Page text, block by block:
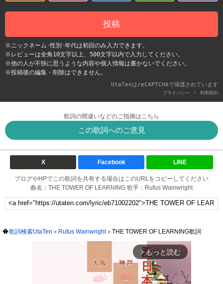
投稿
※ニックネーム･性別･年代は初回のみ入力できます。
※レビューは全角10文字以上、500文字以内で入力してください。
※他の人が不快に思うような内容や個人情報は書かないでください。
※投稿後の編集・削除はできません。
UtaTenはreCAPTCHAで保護されています
プライバシー - 利用契約
歌詞の間違いなどのご指摘はこちら
この歌詞へのご意見
X Facebook LINE
ブログやHPでこの歌詞を共有する場合はこのURLをコピーしてください
曲名：THE TOWER OF LEARNING 歌手：Rufus Wainwright
歌詞検索UtaTen Rufus Wainwright THE TOWER OF LEARNING歌詞
arrow_forward_ios もっと読む